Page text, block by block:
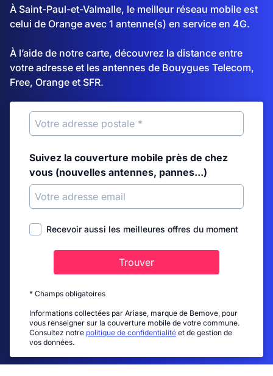
À Saint-Paul-et-Valmalle, le meilleur réseau mobile est
celui de Orange avec 1 antenne(s) en service en 4G.
À l’aide de notre carte, découvrez la distance entre
votre adresse et les antennes de Bouygues Telecom,
Free, Orange et SFR.
Suivez la couverture mobile près de chez
vous (nouvelles antennes, pannes...)
Recevoir aussi les meilleures offres du moment
Trouver
* Champs obligatoires
Informations collectées par Ariase, marque de Bemove, pour
vous renseigner sur la couverture mobile de votre commune.
Consultez notre politique de confidentialité et de gestion de
vos données.